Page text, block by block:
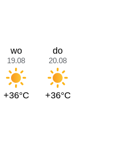
wo
19.08
+36°C
do
20.08
+36°C